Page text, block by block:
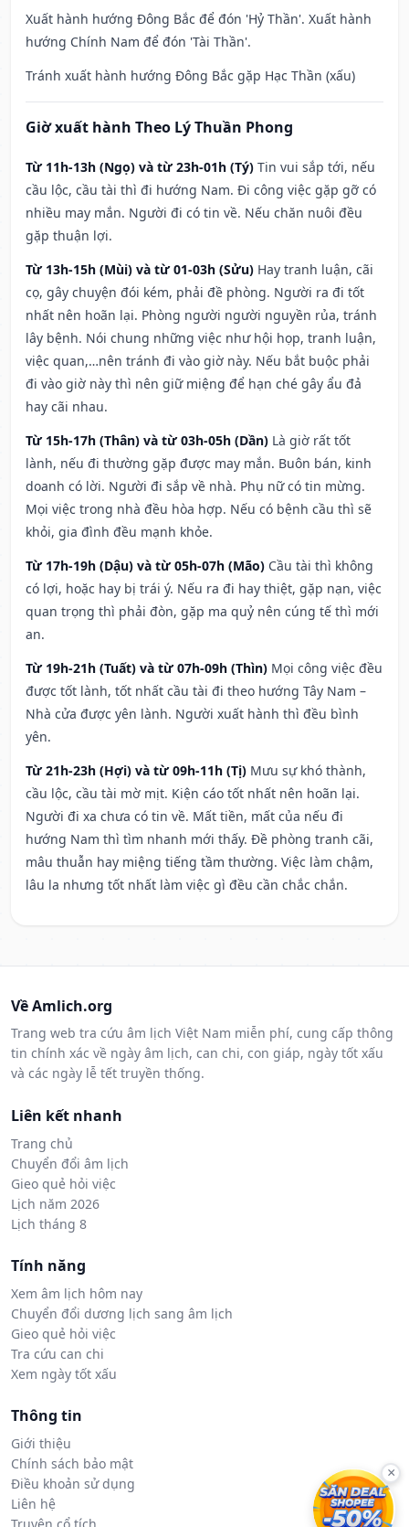
Xuất hành hướng Đông Bắc để đón 'Hỷ Thần'. Xuất hành
hướng Chính Nam để đón 'Tài Thần'.
Tránh xuất hành hướng Đông Bắc gặp Hạc Thần (xấu)
Giờ xuất hành Theo Lý Thuần Phong
Từ 11h-13h (Ngọ) và từ 23h-01h (Tý) Tin vui sắp tới, nếu
cầu lộc, cầu tài thì đi hướng Nam. Đi công việc gặp gỡ có
nhiều may mắn. Người đi có tin về. Nếu chăn nuôi đều
gặp thuận lợi.
Từ 13h-15h (Mùi) và từ 01-03h (Sửu) Hay tranh luận, cãi
cọ, gây chuyện đói kém, phải đề phòng. Người ra đi tốt
nhất nên hoãn lại. Phòng người người nguyền rủa, tránh
lây bệnh. Nói chung những việc như hội họp, tranh luận,
việc quan,…nên tránh đi vào giờ này. Nếu bắt buộc phải
đi vào giờ này thì nên giữ miệng để hạn ché gây ẩu đả
hay cãi nhau.
Từ 15h-17h (Thân) và từ 03h-05h (Dần) Là giờ rất tốt
lành, nếu đi thường gặp được may mắn. Buôn bán, kinh
doanh có lời. Người đi sắp về nhà. Phụ nữ có tin mừng.
Mọi việc trong nhà đều hòa hợp. Nếu có bệnh cầu thì sẽ
khỏi, gia đình đều mạnh khỏe.
Từ 17h-19h (Dậu) và từ 05h-07h (Mão) Cầu tài thì không
có lợi, hoặc hay bị trái ý. Nếu ra đi hay thiệt, gặp nạn, việc
quan trọng thì phải đòn, gặp ma quỷ nên cúng tế thì mới
an.
Từ 19h-21h (Tuất) và từ 07h-09h (Thìn) Mọi công việc đều
được tốt lành, tốt nhất cầu tài đi theo hướng Tây Nam –
Nhà cửa được yên lành. Người xuất hành thì đều bình
yên.
Từ 21h-23h (Hợi) và từ 09h-11h (Tị) Mưu sự khó thành,
cầu lộc, cầu tài mờ mịt. Kiện cáo tốt nhất nên hoãn lại.
Người đi xa chưa có tin về. Mất tiền, mất của nếu đi
hướng Nam thì tìm nhanh mới thấy. Đề phòng tranh cãi,
mâu thuẫn hay miệng tiếng tầm thường. Việc làm chậm,
lâu la nhưng tốt nhất làm việc gì đều cần chắc chắn.
Về Amlich.org
Trang web tra cứu âm lịch Việt Nam miễn phí, cung cấp thông
tin chính xác về ngày âm lịch, can chi, con giáp, ngày tốt xấu
và các ngày lễ tết truyền thống.
Liên kết nhanh
Trang chủ
Chuyển đổi âm lịch
Gieo quẻ hỏi việc
Lịch năm 2026
Lịch tháng 8
Tính năng
Xem âm lịch hôm nay
Chuyển đổi dương lịch sang âm lịch
Gieo quẻ hỏi việc
Tra cứu can chi
Xem ngày tốt xấu
Thông tin
Giới thiệu
Chính sách bảo mật
Điều khoản sử dụng
Liên hệ
×